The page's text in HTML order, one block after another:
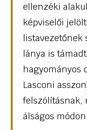
ellenzéki
képviselői
listavezetőnek
lánya is
hagyományos
Lasconi
felszólításnak,
álságos